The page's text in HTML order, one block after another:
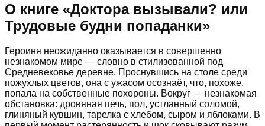
О книге «Доктора вызывали? или
Трудовые будни попаданки»
Героиня неожиданно оказывается в совершенно
незнакомом мире — словно в стилизованной под
Средневековье деревне. Проснувшись на столе среди
пожухлых цветов, она с ужасом осознаёт, что, похоже,
попала на собственные похороны. Вокруг — незнакомая
обстановка: дровяная печь, пол, устланный соломой,
глиняный кувшин, тарелка с хлебом, сыром и яблоками. В